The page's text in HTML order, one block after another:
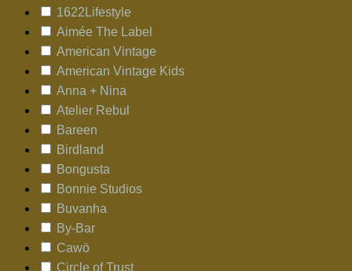
1622Lifestyle
Aimée The Label
American Vintage
American Vintage Kids
Anna + Nina
Atelier Rebul
Bareen
Birdland
Bongusta
Bonnie Studios
Buvanha
By-Bar
Cawö
Circle of Trust